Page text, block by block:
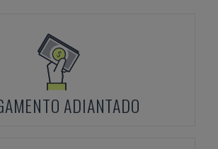
ADIANTADO